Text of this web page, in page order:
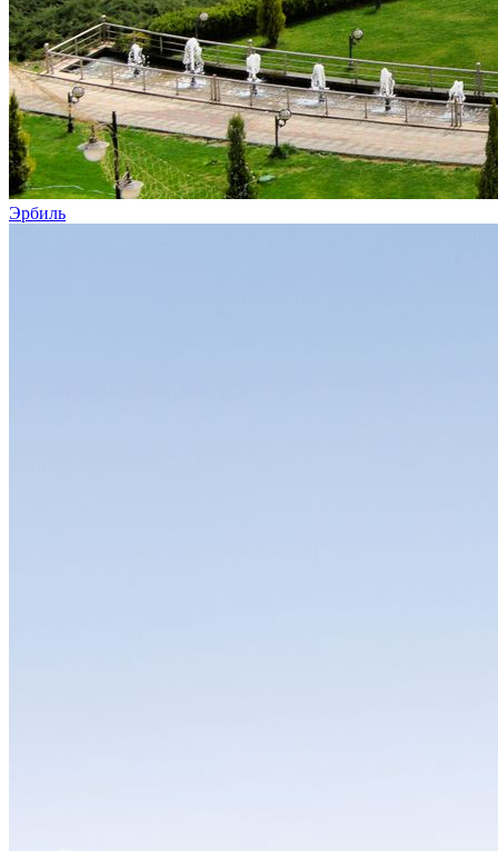
Эрбиль